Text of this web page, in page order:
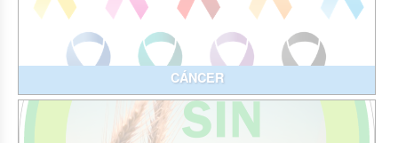
CÁNCER